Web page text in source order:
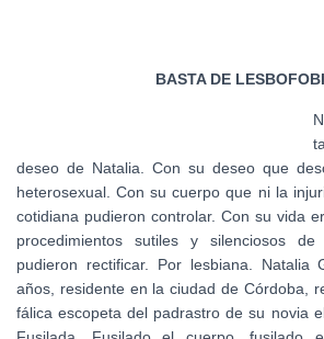
BASTA DE
deseo de Natalia. Con su deseo que
heterosexual. Con su cuerpo que ni la
cotidiana pudieron controlar. Con su vida
procedimientos sutiles y silenciosos
pudieron rectificar. Por lesbiana. Natalia
años, residente en la ciudad de Córdoba,
fálica escopeta del padrastro de su novia